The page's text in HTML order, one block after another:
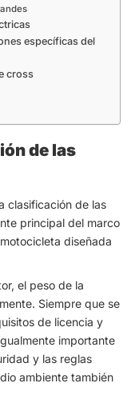
específicas del
cross
de las
clasificación de las
principal del marco
diseñada
el peso de la
Siempre que se
de licencia y
importante
y las reglas
ambiente también